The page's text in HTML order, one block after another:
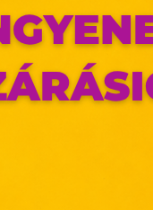
Ezek olyan
Ehhez az Ön